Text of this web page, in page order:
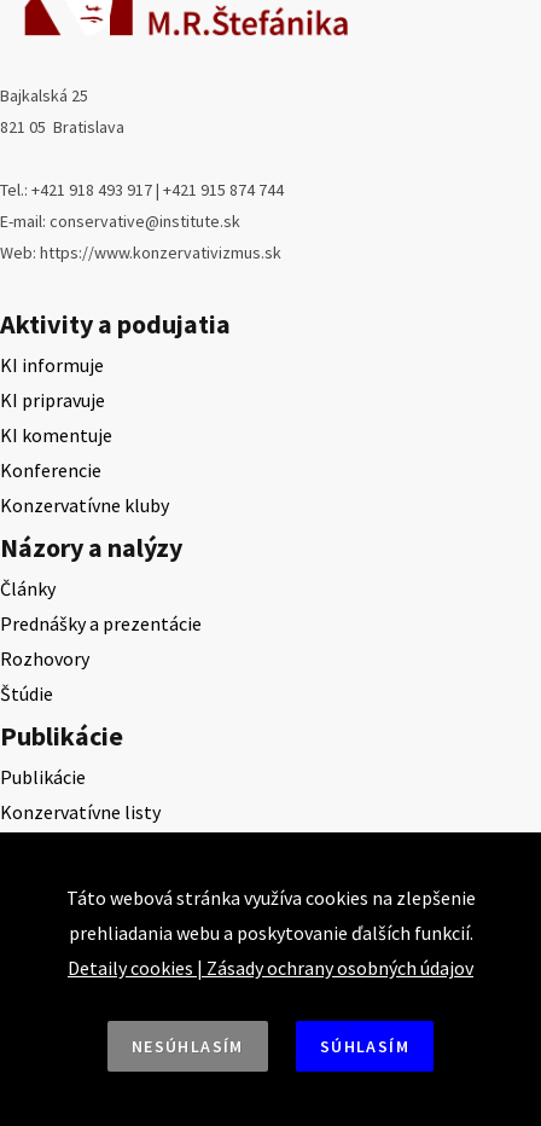
Bajkalská 25
821 05 Bratislava
Tel.: +421 918 493 917 | +421 915 874 744
E-mail: conservative@institute.sk
Web: https://www.konzervativizmus.sk
Aktivity a podujatia
KI informuje
KI pripravuje
KI komentuje
Konferencie
Konzervatívne kluby
Názory a nalýzy
Články
Prednášky a prezentácie
Rozhovory
Štúdie
Publikácie
Publikácie
Konzervatívne listy
Projekty
Akadémia klasickej ekonómie
Cena Dominika Tatarku
Cena Ernesta Valka
Táto webová stránka využíva cookies na zlepšenie
prehliadania webu a poskytovanie ďalších funkcií.
Detaily cookies | Zásady ochrany osobných údajov
NESÚHLASÍM SÚHLASÍM